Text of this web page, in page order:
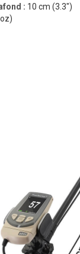
: 10 cm (3.3")